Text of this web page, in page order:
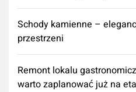
Schody kamienne –
przestrzeni
​Remont lokalu
warto zaplanować już na